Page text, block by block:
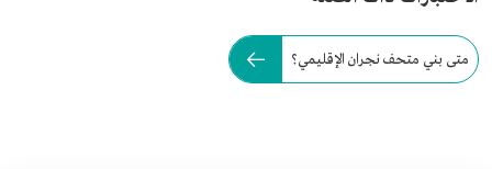
متى بني متحف نجران الإقليمي؟